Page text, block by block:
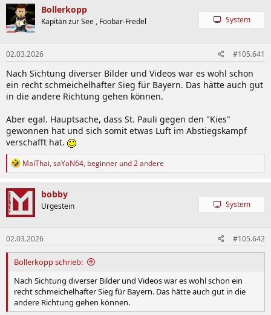
k
t
i
o
n
e
n
:
Bollerkopp
Kapitän zur See , Foobar-Fredel System
02.03.2026 #105.641
Nach Sichtung diverser Bilder und Videos war es wohl schon
ein recht schmeichelhafter Sieg für Bayern. Das hätte auch gut
in die andere Richtung gehen können.
Aber egal. Hauptsache, dass St. Pauli gegen den "Kies"
gewonnen hat und sich somit etwas Luft im Abstiegskampf
verschafft hat.
R
k
t
i
o
n
e
n
:
MaiThai, saYaN64, beginner und 2 andere
bobby
Urgestein System
02.03.2026 #105.642
Bollerkopp schrieb:
Nach Sichtung diverser Bilder und Videos war es wohl schon ein
recht schmeichelhafter Sieg für Bayern. Das hätte auch gut in die
andere Richtung gehen können.